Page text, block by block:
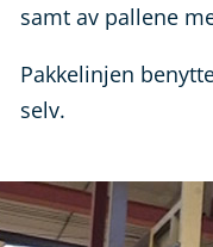
samt av pallene
Pakkelinjen
selv.